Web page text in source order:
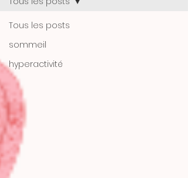
Tous les posts
sommeil
hyperactivité